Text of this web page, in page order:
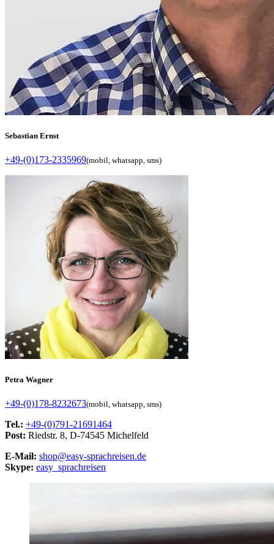
Sebastian Ernst
+49-(0)173-2335969(mobil, whatsapp, sms)
Petra Wagner
+49-(0)178-8232673(mobil, whatsapp, sms)
Tel.: +49-(0)791-21691464
Post: Riedstr. 8, D-74545 Michelfeld
E-Mail: shop@easy-sprachreisen.de
Skype: easy_sprachreisen